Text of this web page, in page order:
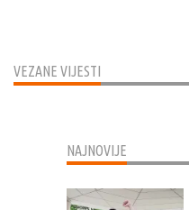
VEZANE VIJESTI
NAJNOVIJE